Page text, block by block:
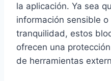
la aplicación. Ya sea
información sensible
tranquilidad, estos
ofrecen una
de herramientas